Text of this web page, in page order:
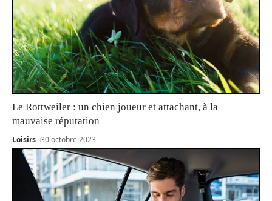
Le Rottweiler : un chien joueur et attachant, à la
mauvaise réputation
Loisirs 30 octobre 2023